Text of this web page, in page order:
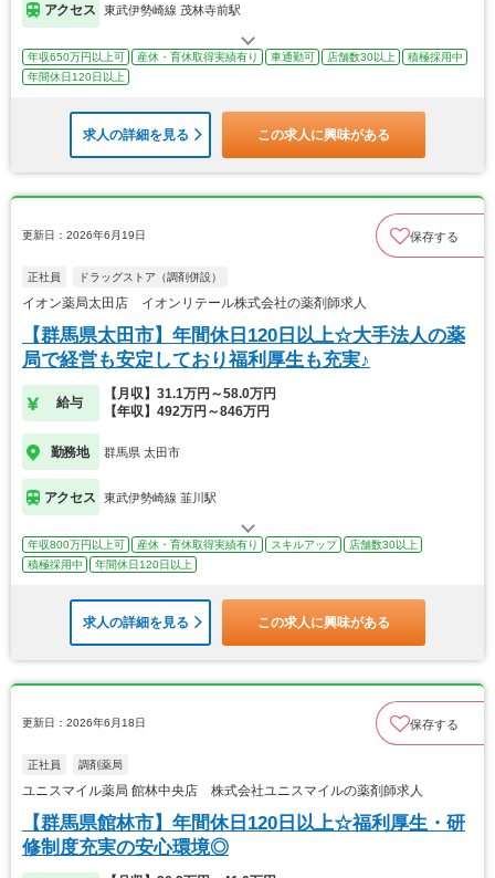
アクセス 東武伊勢崎線 茂林寺前駅
年収650万円以上可 産休・育休取得実績有り 車通勤可 店舗数30以上
積極採用中
年間休日120日以上
求人の詳細を見る この求人に興味がある
更新日：2026年6月19日 保存する
正社員 ドラッグストア（調剤併設）
イオン薬局太田店 イオンリテール株式会社の薬剤師求人
【群馬県太田市】年間休日120日以上☆大手法人の薬
局で経営も安定しており福利厚生も充実♪
給与
【月収】31.1万円～58.0万円
【年収】492万円～846万円
勤務地 群馬県 太田市
アクセス 東武伊勢崎線 韮川駅
年収800万円以上可 産休・育休取得実績有り スキルアップ
店舗数30以上
積極採用中
年間休日120日以上
求人の詳細を見る この求人に興味がある
更新日：2026年6月18日 保存する
正社員 調剤薬局
ユニスマイル薬局 館林中央店 株式会社ユニスマイルの薬剤師求人
【群馬県館林市】年間休日120日以上☆福利厚生・研
修制度充実の安心環境◎